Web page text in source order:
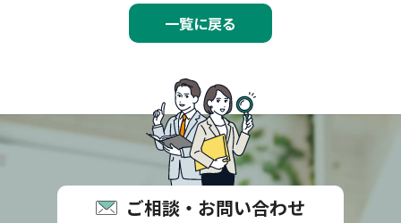
一覧に戻る
ご相談・お問い合わせ